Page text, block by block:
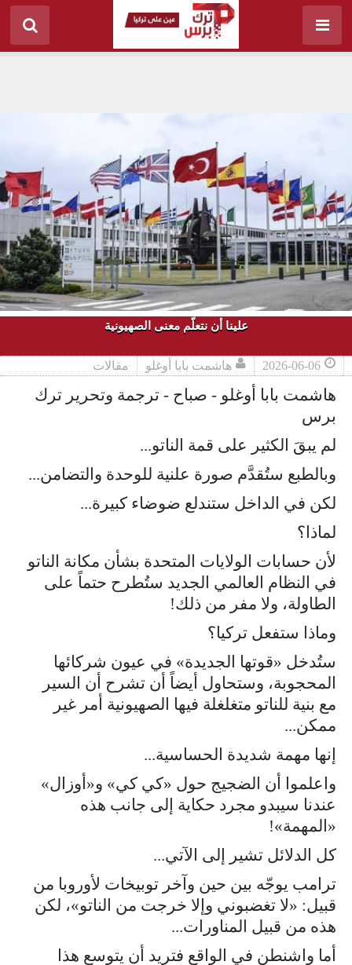
علينا أن نتعلّم معنى الصهيونية
2026-06-06 هاشمت بابا أوغلو مقالات
هاشمت بابا أوغلو - صباح - ترجمة وتحرير ترك
برس
لم يبقَ الكثير على قمة الناتو...
وبالطبع ستُقدَّم صورة علنية للوحدة والتضامن...
لكن في الداخل ستندلع ضوضاء كبيرة...
لماذا؟
لأن حسابات الولايات المتحدة بشأن مكانة الناتو
في النظام العالمي الجديد ستُطرح حتماً على
الطاولة، ولا مفر من ذلك!
وماذا ستفعل تركيا؟
ستُدخل «قوتها الجديدة» في عيون شركائها
المحجوبة، وستحاول أيضاً أن تشرح أن السير
مع بنية للناتو متغلغلة فيها الصهيونية أمر غير
ممكن...
إنها مهمة شديدة الحساسية...
واعلموا أن الضجيج حول «كي كي» و«أوزال»
عندنا سيبدو مجرد حكاية إلى جانب هذه
«المهمة»!
كل الدلائل تشير إلى الآتي...
ترامب يوجّه بين حين وآخر توبيخات لأوروبا من
قبيل: «لا تغضبوني وإلا خرجت من الناتو»، لكن
هذه من قبيل المناورات...
أما واشنطن في الواقع فتريد أن يتوسع هذا